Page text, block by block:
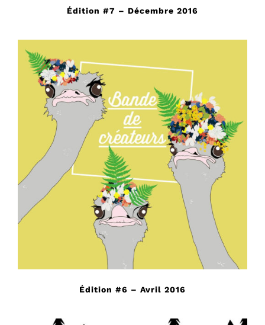
Édition #7 – Décembre 2016
Édition #6 – Avril 2016